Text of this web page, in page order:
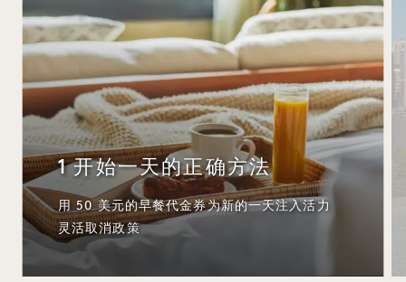
1 开始一天的正确方法
用 50 美元的早餐代金券为新的一天注入活力
灵活取消政策